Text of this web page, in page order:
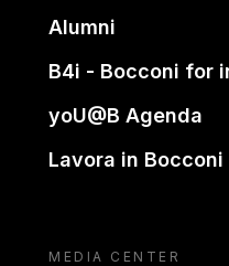
Alumni
B4i - Bocconi for
yoU@B Agenda
Lavora in Bocconi
MEDIA CENTER